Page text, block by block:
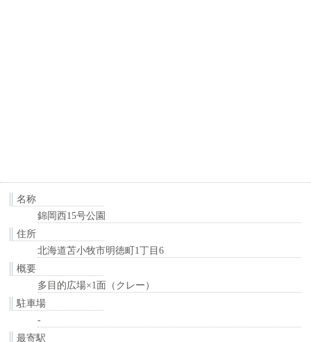
名称
錦岡西15号公園
住所
北海道苫小牧市明徳町1丁目6
概要
多目的広場×1面（クレー）
駐車場
-
最寄駅